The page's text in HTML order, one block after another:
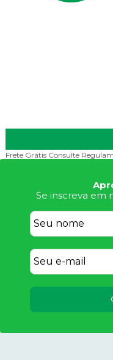
Frete Grátis Consulte
Se inscreva em